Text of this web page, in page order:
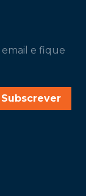
email e fique
Subscrever